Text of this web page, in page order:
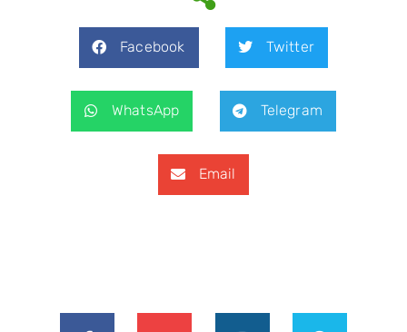
Facebook Twitter
WhatsApp Telegram
Email